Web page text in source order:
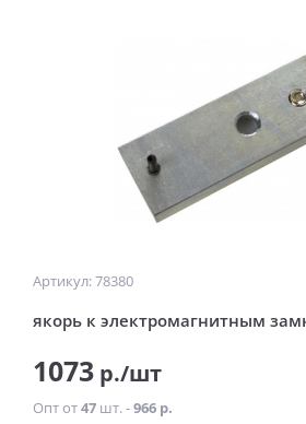
Артикул: 78380
якорь к электромагнитным
1073 р./шт
Опт от47 шт. -966 р.